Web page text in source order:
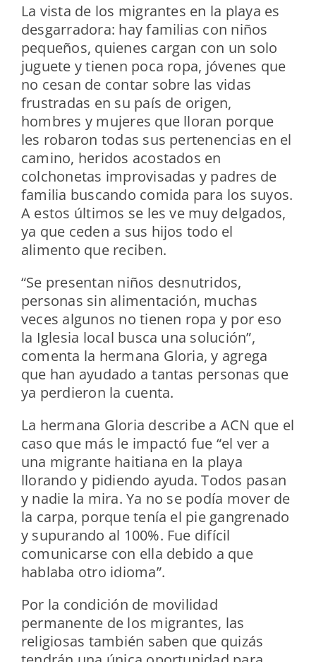
La vista de los migrantes en la playa es
desgarradora: hay familias con niños
pequeños, quienes cargan con un solo
juguete y tienen poca ropa, jóvenes que
no cesan de contar sobre las vidas
frustradas en su país de origen,
hombres y mujeres que lloran porque
les robaron todas sus pertenencias en el
camino, heridos acostados en
colchonetas improvisadas y padres de
familia buscando comida para los suyos.
A estos últimos se les ve muy delgados,
ya que ceden a sus hijos todo el
alimento que reciben.
“Se presentan niños desnutridos,
personas sin alimentación, muchas
veces algunos no tienen ropa y por eso
la Iglesia local busca una solución”,
comenta la hermana Gloria, y agrega
que han ayudado a tantas personas que
ya perdieron la cuenta.
La hermana Gloria describe a ACN que el
caso que más le impactó fue “el ver a
una migrante haitiana en la playa
llorando y pidiendo ayuda. Todos pasan
y nadie la mira. Ya no se podía mover de
la carpa, porque tenía el pie gangrenado
y supurando al 100%. Fue difícil
comunicarse con ella debido a que
hablaba otro idioma”.
Por la condición de movilidad
permanente de los migrantes, las
religiosas también saben que quizás